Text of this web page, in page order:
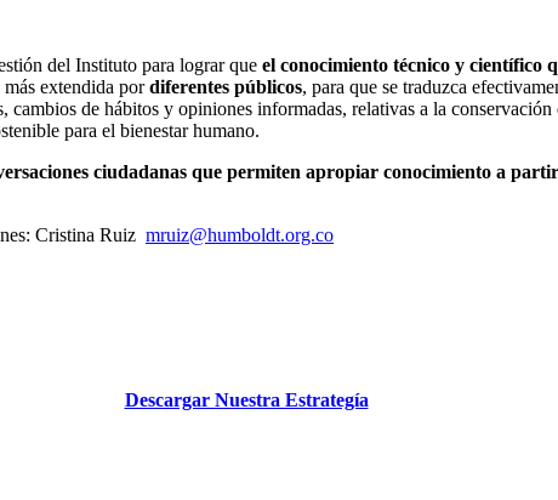
del Instituto para lograr que el conocimiento técnico y científico
extendida pordiferentes públicos, para que se traduzca
cambios de hábitos y opiniones informadas, relativas a la
para el bienestar humano.
ciudadanas que permiten apropiar conocimiento a
Cristina Ruiz mruiz@humboldt.org.co
Descargar Nuestra Estrategía